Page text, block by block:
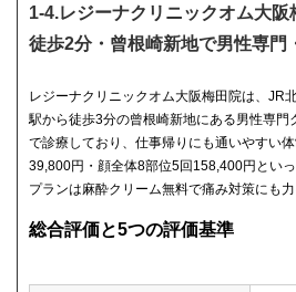
1-4.レジーナクリニックオム大
徒歩2分・曾根崎新地で男性専門
レジーナクリニックオム大阪梅田院は、JR
駅から徒歩3分の曾根崎新地にある男性専門
で診療しており、仕事帰りにも通いやすい
39,800円・顔全体8部位5回158,400円とい
プランは麻酔クリーム無料で痛み対策にも力
総合評価と5つの評価基準